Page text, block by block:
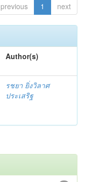
previous 1 next
Author(s)
รชยา ยิ่งวิลาศ
ประเสริฐ